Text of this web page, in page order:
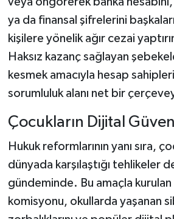
ya da finansal şifrelerini
kişilere yönelik ağır cezai
Haksız kazanç sağlayan
kesmek amacıyla hesap
sorumluluk alanı net bir
Çocukların Dijital
Hukuk reformlarının yanı sıra,
dünyada karşılaştığı tehlikeler
gündeminde. Bu amaçla kurulan
komisyonu, okullarda yaşanan